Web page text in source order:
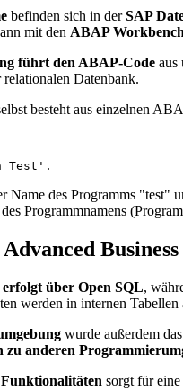
befinden sich in derSAP
mit den ABAP
führt den ABAP-Code aus
Datenbank.
besteht aus einzelnen
Test'.
Name des Programms "test"
Programmnamens
über Open SQL,
werden in internen
wurde außerdem das
zu anderen
sorgt für eine